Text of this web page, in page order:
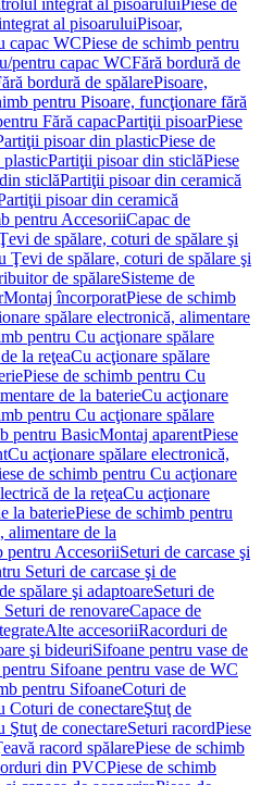
integrat al pisoaruluiPiese de
al pisoaruluiPisoar,
capac WCPiese de schimb pentru
pentru capac WCFără bordură de
bordură de spălarePisoare,
pentru Pisoare, funcţionare fără
Fără capacPartiţii pisoarPiese
pisoar din plasticPiese de
plasticPartiţii pisoar din sticlăPiese
sticlăPartiţii pisoar din ceramică
pisoar din ceramică
pentru AccesoriiCapac de
de spălare, coturi de spălare şi
Ţevi de spălare, coturi de spălare şi
de spălareSisteme de
Montaj încorporatPiese de schimb
spălare electronică, alimentare
pentru Cu acţionare spălare
la reţeaCu acţionare spălare
Piese de schimb pentru Cu
de la baterieCu acţionare
pentru Cu acţionare spălare
pentru BasicMontaj aparentPiese
Cu acţionare spălare electronică,
de schimb pentru Cu acţionare
de la reţeaCu acţionare
la bateriePiese de schimb pentru
alimentare de la
pentru AccesoriiSeturi de carcase şi
Seturi de carcase şi de
spălare şi adaptoareSeturi de
de renovareCapace de
Alte accesoriiRacorduri de
şi bideuriSifoane pentru vase de
Sifoane pentru vase de WC
pentru SifoaneCoturi de
Coturi de conectareŞtuţ de
Ştuţ de conectareSeturi racordPiese
racord spălarePiese de schimb
din PVCPiese de schimb